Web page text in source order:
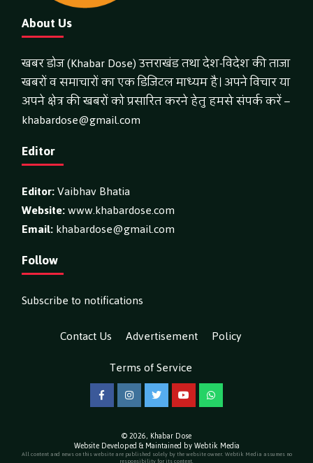
About Us
खबर डोज (Khabar Dose) उत्तराखंड तथा देश-विदेश की ताजा
खबरों व समाचारों का एक डिजिटल माध्यम है। अपने विचार या
अपने क्षेत्र की खबरों को प्रसारित करने हेतु हमसे संपर्क करें –
khabardose@gmail.com
Editor
Editor:Vaibhav Bhatia
Website:www.khabardose.com
Email:khabardose@gmail.com
Follow
Subscribe to notifications
Contact Us
Advertisement
Policy
Terms of Service
FacebookInstagramTwitterYouTubeWhatsApp
© 2026, Khabar Dose
Website Developed & Maintained by Webtik Media
All content and news on this website are published solely by the website owner. Webtik Media assumes no